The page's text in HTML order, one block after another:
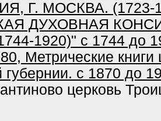
Г. МОСКВА. (1723-
ДУХОВНАЯ
1920)" с 1744 до
Метрические книги
губернии. с 1870 до
церковь